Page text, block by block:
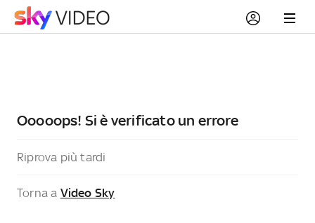
Ooooops! Si è verificato un errore
Riprova più tardi
Torna a Video Sky